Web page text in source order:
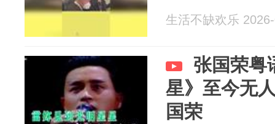
生活不缺欢乐
张国荣粤
星》至今无
国荣